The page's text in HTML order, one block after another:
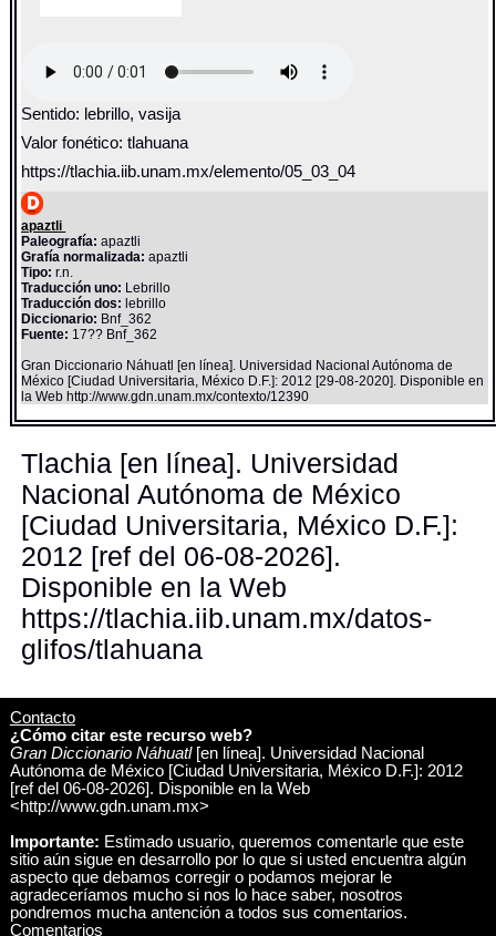
Sentido: lebrillo, vasija
Valor fonético: tlahuana
https://tlachia.iib.unam.mx/elemento/05_03_04
apaztli
Paleografía: apaztli
Grafía normalizada: apaztli
Tipo: r.n.
Traducción uno: Lebrillo
Traducción dos: lebrillo
Diccionario: Bnf_362
Fuente: 17?? Bnf_362
Gran Diccionario Náhuatl [en línea]. Universidad Nacional Autónoma de
México [Ciudad Universitaria, México D.F.]: 2012 [29-08-2020]. Disponible en
la Web http://www.gdn.unam.mx/contexto/12390
Tlachia [en línea]. Universidad
Nacional Autónoma de México
[Ciudad Universitaria, México D.F.]:
2012 [ref del 06-08-2026].
Disponible en la Web
https://tlachia.iib.unam.mx/datos-
glifos/tlahuana
Contacto
¿Cómo citar este recurso web?
Gran Diccionario Náhuatl[en línea]. Universidad Nacional
Autónoma de México [Ciudad Universitaria, México D.F.]: 2012
[ref del 06-08-2026]. Disponible en la Web
<http://www.gdn.unam.mx>
Importante: Estimado usuario, queremos comentarle que este
sitio aún sigue en desarrollo por lo que si usted encuentra algún
aspecto que debamos corregir o podamos mejorar le
agradeceríamos mucho si nos lo hace saber, nosotros
pondremos mucha antención a todos sus comentarios.
Comentarios